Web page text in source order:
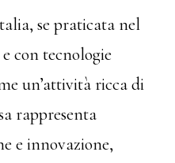
se praticata nel
con tecnologie
un’attività ricca di
rappresenta
e innovazione,